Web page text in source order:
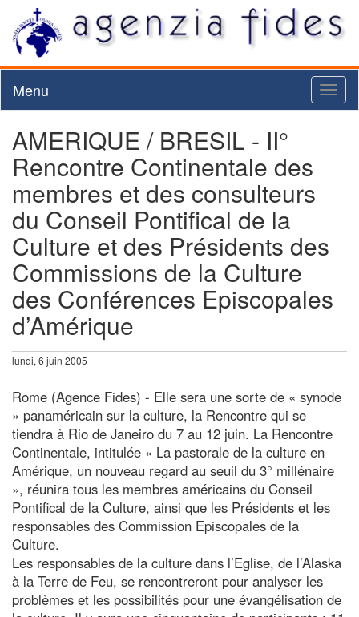
Menu
AMERIQUE / BRESIL - II°
Rencontre Continentale des
membres et des consulteurs
du Conseil Pontifical de la
Culture et des Présidents des
Commissions de la Culture
des Conférences Episcopales
d’Amérique
lundi, 6 juin 2005
Rome (Agence Fides) - Elle sera une sorte de « synode
» panaméricain sur la culture, la Rencontre qui se
tiendra à Rio de Janeiro du 7 au 12 juin. La Rencontre
Continentale, intitulée « La pastorale de la culture en
Amérique, un nouveau regard au seuil du 3° millénaire
», réunira tous les membres américains du Conseil
Pontifical de la Culture, ainsi que les Présidents et les
responsables des Commission Episcopales de la
Culture.
Les responsables de la culture dans l’Eglise, de l’Alaska
à la Terre de Feu, se rencontreront pour analyser les
problèmes et les possibilités pour une évangélisation de